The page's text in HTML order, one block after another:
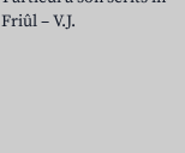
– V.J.